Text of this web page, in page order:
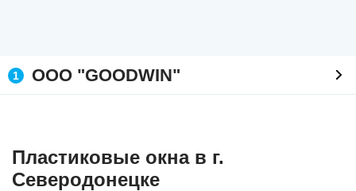
1 ООО "GOODWIN"
Пластиковые окна в г.
Северодонецке